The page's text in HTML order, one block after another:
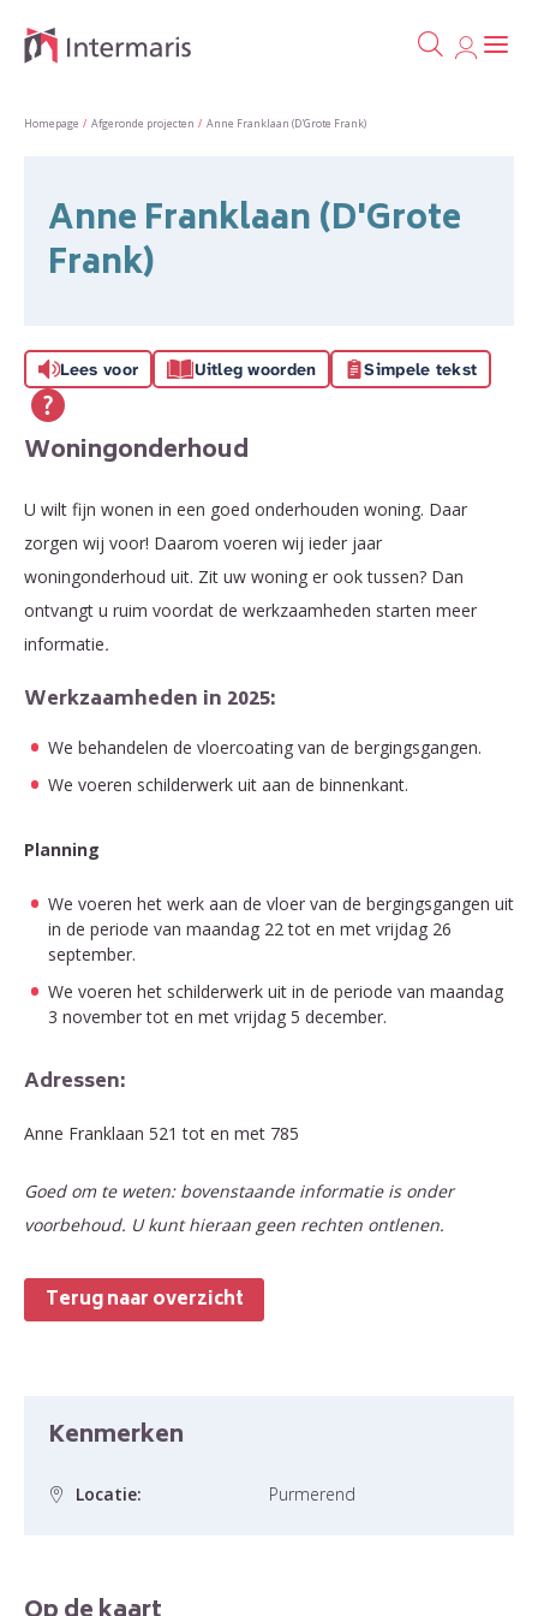
Naar de homepage Ga
Homepage Afgeronde projecten Anne Franklaan (D'Grote Frank)
Anne Franklaan (D'Grote
Frank)
Lees voor Uitleg woorden Simpele tekst
Woningonderhoud
U wilt fijn wonen in een goed onderhouden woning. Daar
zorgen wij voor! Daarom voeren wij ieder jaar
woningonderhoud uit. Zit uw woning er ook tussen? Dan
ontvangt u ruim voordat de werkzaamheden starten meer
informatie.
Werkzaamheden in 2025:
We behandelen de vloercoating van de bergingsgangen.
We voeren schilderwerk uit aan de binnenkant.
Planning
We voeren het werk aan de vloer van de bergingsgangen uit
in de periode van maandag 22 tot en met vrijdag 26
september.
We voeren het schilderwerk uit in de periode van maandag
3 november tot en met vrijdag 5 december.
Adressen:
Anne Franklaan 521 tot en met 785
Goed om te weten: bovenstaande informatie is onder
voorbehoud. U kunt hieraan geen rechten ontlenen.
Terug naar overzicht
Kenmerken
Locatie: Purmerend